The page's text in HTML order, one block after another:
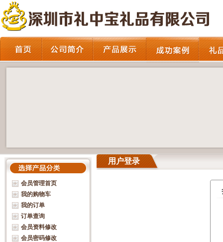
会员管理首页
我的购物车
我的订单
订单查询
会员资料修改
会员密码修改
用户登录